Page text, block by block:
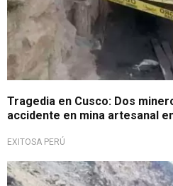
Tragedia en Cusco: Dos
accidente en mina artesanal
EXITOSA PERÚ
Preocupante situación